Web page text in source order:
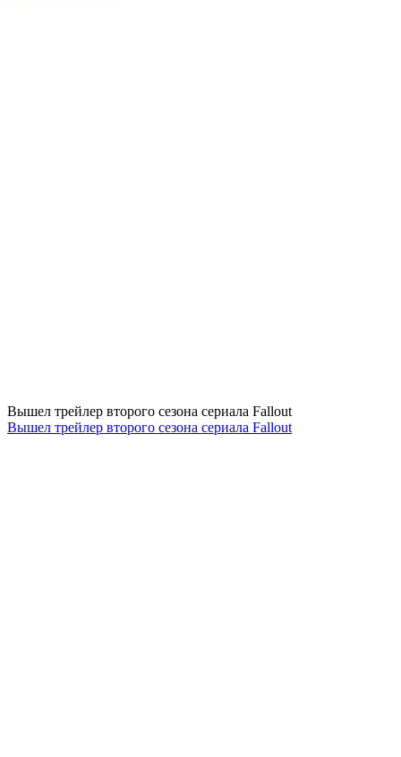
Вышел трейлер второго сезона сериала Fallout
Вышел трейлер второго сезона сериала Fallout